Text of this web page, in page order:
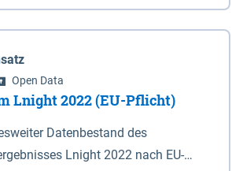
im Europäischen
Referenzsystem 1989 (ETRS 89) mit
Transversalen Mercator-Abbildung
Zone 32 N (UTM 32N) dargestellt
gilt für die geografischen
Open Data
Lnight 2022 (EU-Pflicht)
Datenbestand des
Lnight 2022 nach EU-